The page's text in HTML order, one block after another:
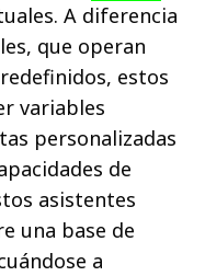
A diferencia
que operan
estos
variables
personalizadas
de
asistentes
una base de
a